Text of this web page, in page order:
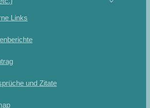
Links
und Zitate